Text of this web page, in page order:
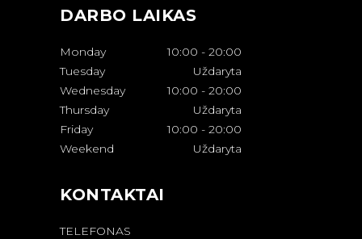
DARBO LAIKAS
Monday 10:00 - 20:00
Tuesday
Uždaryta
Wednesday
10:00 - 20:00
Thursday
Uždaryta
Friday
10:00 - 20:00
Weekend
Uždaryta
KONTAKTAI
TELEFONAS